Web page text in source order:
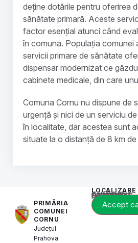
deține dotările pentru oferirea
sănătate primară. Aceste
factor esențial atunci când
în comuna. Populația comunei
servicii primare de sănătate
dispensar modernizat ce
cabinete medicale, din care
Comuna Cornu nu dispune de
urgență și nici de un serviciu
în localitate, dar acestea sunt
situate la o distanță de 8 km
PRIMĂRIA
COMUNEI
CORNU
Județul
Prahova
LOCALIZARE
Acest conținut este blocat până când acceptați categoria de cookie-uri necesară.
Accept